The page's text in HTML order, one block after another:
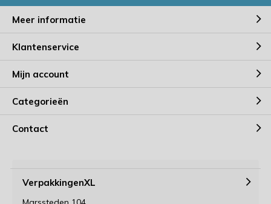
Meer informatie
Klantenservice
Mijn account
Categorieën
Contact
VerpakkingenXL